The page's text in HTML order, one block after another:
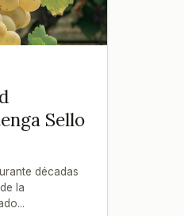
Sello
décadas
la